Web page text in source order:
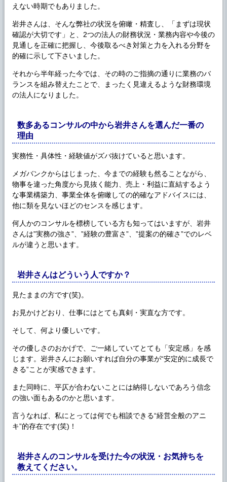
えない時期でもありました。
岩井さんは、そんな弊社の状況を俯瞰・精査し、「まずは現状
確認が大切です」と、2つの法人の財務状況・業務内容や今後の
見通しを正確に把握し、今後取るべき対策と力を入れる分野を
的確に示して下さいました。
それから半年経った今では、その時のご指摘の通りに業務のバ
ランスを組み替えたことで、まったく見違えるような財務環境
の法人になりました。
数多あるコンサルの中から岩井さんを選んだ一番の
理由
実務性・具体性・経験値がズバ抜けていると思います。
メガバンクからはじまった、今までの経験も然ることながら、
物事を違った角度から見抜く能力、売上・利益に直結するよう
な事業構築力、事業全体を俯瞰しての的確なアドバイスには、
他に類を見ないほどのセンスを感じます。
何人かのコンサルを標榜している方も知ってはいますが、岩井
さんは”実務の強さ”、”経験の豊富さ”、”提案の的確さ”でのレベ
ルが違うと思います。
岩井さんはどういう人ですか？
見たままの方です(笑)。
お見かけどおり、仕事にはとても真剣・実直な方です。
そして、何より優しいです。
その優しさのおかげで、ご一緒していてとても「安定感」を感
じます。岩井さんにお願いすれば自分の事業が“安定的に成長で
きる”ことが実感できます。
また同時に、平仄が合わないことには納得しないであろう信念
の強い面もあるのかと思います。
言うなれば、私にとっては何でも相談できる“経営全般のアニ
キ”的存在です(笑)！
岩井さんのコンサルを受けた今の状況・お気持ちを
教えてください。